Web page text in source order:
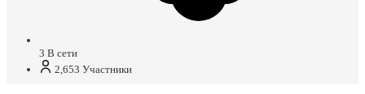
3 В сети
2,653 Участники